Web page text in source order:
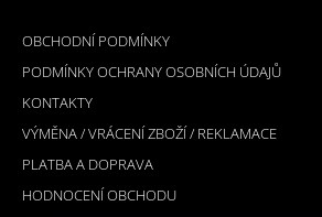
OBCHODNÍ PODMÍNKY
PODMÍNKY OCHRANY OSOBNÍCH ÚDAJŮ
KONTAKTY
VÝMĚNA / VRÁCENÍ ZBOŽÍ / REKLAMACE
PLATBA A DOPRAVA
HODNOCENÍ OBCHODU